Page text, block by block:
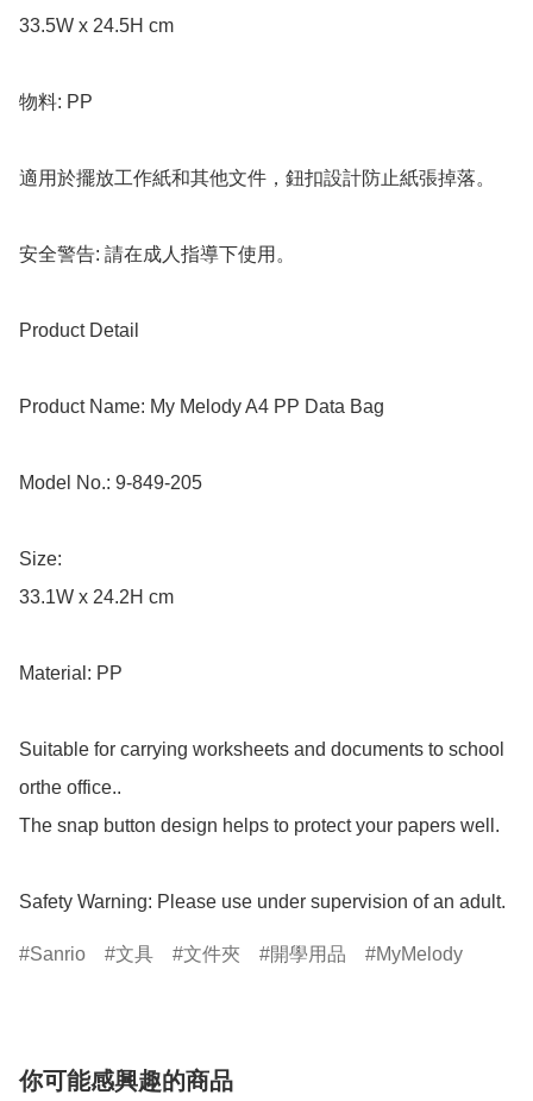
33.5W x 24.5H cm
物料: PP
適用於擺放工作紙和其他文件，鈕扣設計防止紙張掉落。
安全警告: 請在成人指導下使用。
Product Detail
Product Name: My Melody A4 PP Data Bag
Model No.: 9-849-205
Size:
33.1W x 24.2H cm
Material: PP
Suitable for carrying worksheets and documents to school
orthe office..
The snap button design helps to protect your papers well.
Safety Warning: Please use under supervision of an adult.
Sanrio 文具 文件夾 開學用品 MyMelody
你可能感興趣的商品